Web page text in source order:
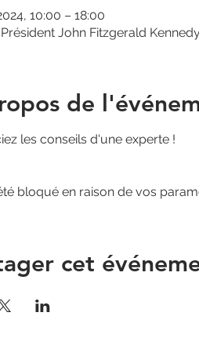
10:00 – 18:00
John Fitzgerald
de
les conseils d'une experte !
bloqué en raison de vos
cet